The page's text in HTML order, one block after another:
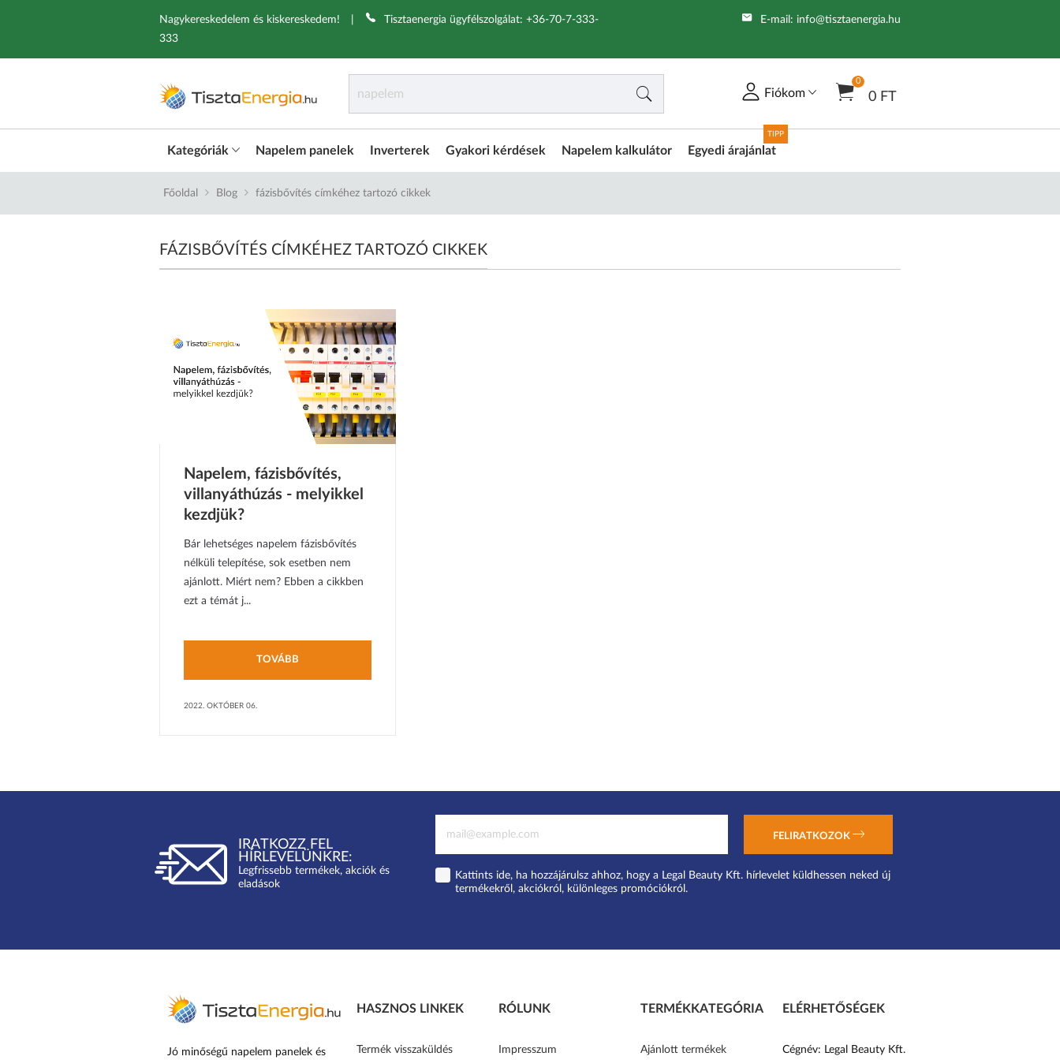
Nagykereskedelem és kiskereskedem! Tisztaenergia ügyfélszolgálat: +36-70-7-333-
333
E-mail: info@tisztaenergia.hu
0
0 FT
Fiókom
Kategóriák Napelem panelek Inverterek Gyakori kérdések Napelem kalkulátor Egyedi árajánlat
TIPP
Főoldal Blog fázisbővítés címkéhez tartozó cikkek
FÁZISBŐVÍTÉS CÍMKÉHEZ TARTOZÓ CIKKEK
Napelem, fázisbővítés,
villanyáthúzás - melyikkel
kezdjük?
Bár lehetséges napelem fázisbővítés
nélküli telepítése, sok esetben nem
ajánlott. Miért nem? Ebben a cikkben
ezt a témát j...
TOVÁBB
2022. OKTÓBER 06.
IRATKOZZ FEL
HÍRLEVELÜNKRE:
Legfrissebb termékek, akciók és
eladások
FELIRATKOZOK
Kattints ide, ha hozzájárulsz ahhoz, hogy a Legal Beauty Kft. hírlevelet küldhessen neked új
termékekről, akciókról, különleges promóciókról.
Jó minőségű napelem panelek és
HASZNOS LINKEK
Termék visszaküldés
RÓLUNK
Impresszum
TERMÉKKATEGÓRIA
Ajánlott termékek
ELÉRHETŐSÉGEK
Cégnév: Legal Beauty Kft.